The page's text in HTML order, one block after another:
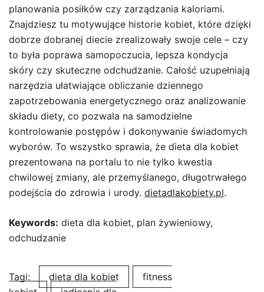
planowania posiłków czy zarządzania kaloriami.
Znajdziesz tu motywujące historie kobiet, które dzięki
dobrze dobranej diecie zrealizowały swoje cele – czy
to była poprawa samopoczucia, lepsza kondycja
skóry czy skuteczne odchudzanie. Całość uzupełniają
narzędzia ułatwiające obliczanie dziennego
zapotrzebowania energetycznego oraz analizowanie
składu diety, co pozwala na samodzielne
kontrolowanie postępów i dokonywanie świadomych
wyborów. To wszystko sprawia, że dieta dla kobiet
prezentowana na portalu to nie tylko kwestia
chwilowej zmiany, ale przemyślanego, długotrwałego
podejścia do zdrowia i urody. dietadlakobiety.pl.
Keywords: dieta dla kobiet, plan żywieniowy,
odchudzanie
Tagi: dieta dla kobiet
fitness